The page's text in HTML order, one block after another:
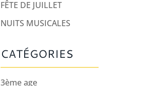
FÊTE DE JUILLET
NUITS MUSICALES
CATÉGORIES
3ème age